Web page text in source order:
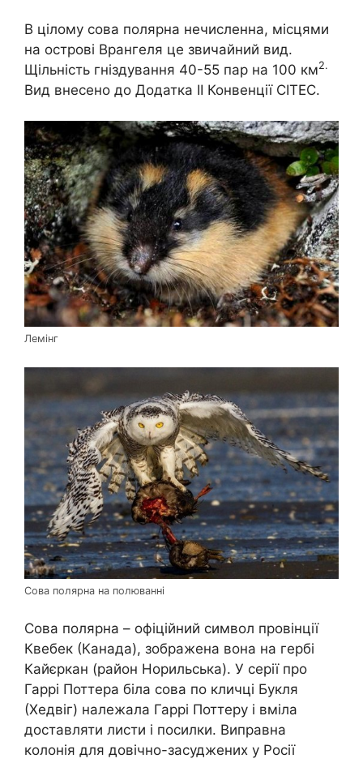
В цілому сова полярна нечисленна, місцями
на острові Врангеля це звичайний вид.
Щільність гніздування 40-55 пар на 100 км2.
Вид внесено до Додатка II Конвенції CITEC.
Лемінг
Сова полярна на полюванні
Сова полярна – офіційний символ провінції
Квебек (Канада), зображена вона на гербі
Кайєркан (район Норильська). У серії про
Гаррі Поттера біла сова по кличці Букля
(Хедвіг) належала Гаррі Поттеру і вміла
доставляти листи і посилки. Виправна
колонія для довічно-засуджених у Росії